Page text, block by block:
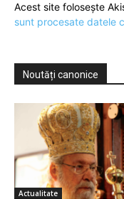
Acest site folosește
sunt procesate datele
Noutăți canonice
Actualitate